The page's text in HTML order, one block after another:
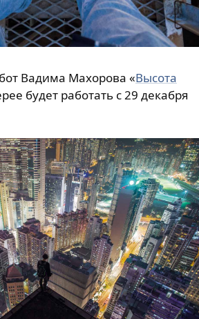
Вадима Махорова «Высота
будет работать с 29 декабря